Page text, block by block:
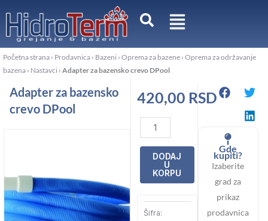
садржај
Početna strana › Prodavnica › Bazeni › Oprema za bazene › Oprema za održavanje
bazena › Nastavci › Adapter za bazensko crevo DPool
Adapter za bazensko
crevo DPool
420,00 RSD
Adapter
za
bazensko
crevo
DPool
DODAJ
U
KORPU
Šifra:
Gde
kupiti?
Izaberite
grad za
prikaz
prodavnica